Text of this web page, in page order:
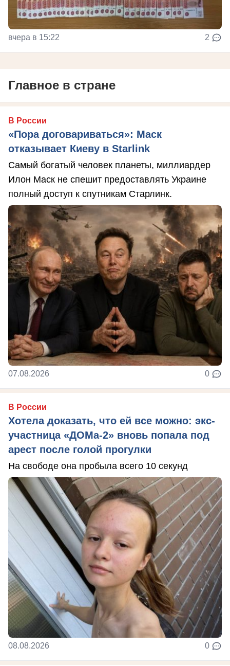
вчера в 15:22 2
Главное в стране
В России
«Пора договариваться»: Маск
отказывает Киеву в Starlink
Самый богатый человек планеты, миллиардер
Илон Маск не спешит предоставлять Украине
полный доступ к спутникам Старлинк.
07.08.2026 0
В России
Хотела доказать, что ей все можно: экс-
участница «ДОМа-2» вновь попала под
арест после голой прогулки
На свободе она пробыла всего 10 секунд
08.08.2026 0